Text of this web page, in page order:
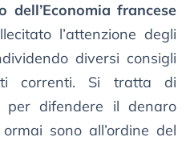
dell’Economia francese
l’attenzione degli
diversi consigli
correnti. Si tratta di
per difendere il denaro
sono all’ordine del